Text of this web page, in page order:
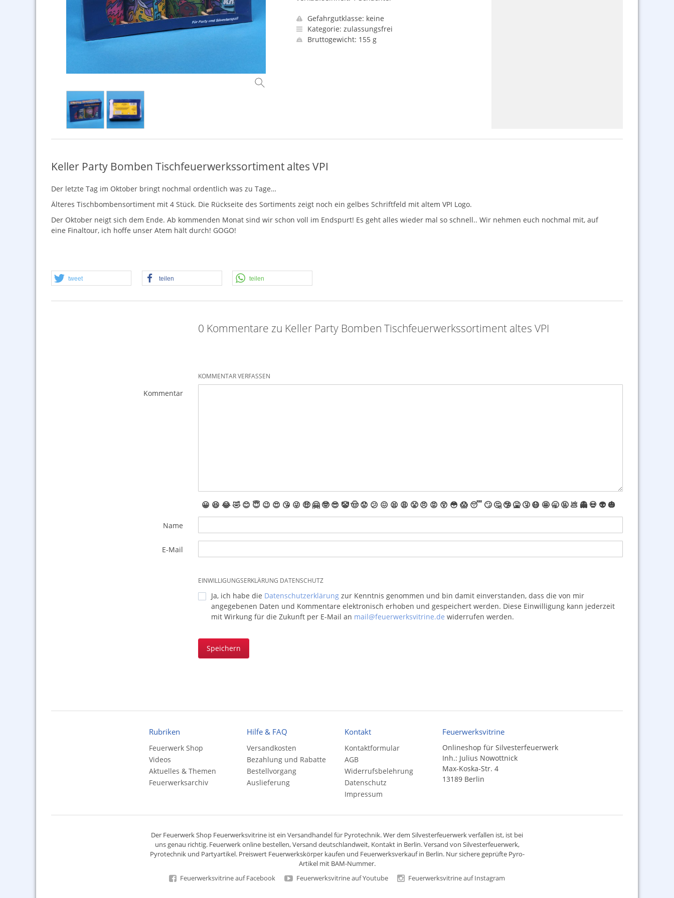
Gefahrgutklasse: keine
Kategorie: zulassungsfrei
Bruttogewicht: 155 g
Keller Party Bomben Tischfeuerwerkssortiment altes VPI
Der letzte Tag im Oktober bringt nochmal ordentlich was zu Tage…
Älteres Tischbombensortiment mit 4 Stück. Die Rückseite des Sortiments zeigt noch ein gelbes Schriftfeld mit altem VPI Logo.
Der Oktober neigt sich dem Ende. Ab kommenden Monat sind wir schon voll im Endspurt! Es geht alles wieder mal so schnell.. Wir nehmen euch nochmal mit, auf
eine Finaltour, ich hoffe unser Atem hält durch! GOGO!
tweet teilen teilen
0 Kommentare zu Keller Party Bomben Tischfeuerwerkssortiment altes VPI
KOMMENTAR VERFASSEN
Kommentar
😀 😆 😂🤣 😊 😇 😉 😍 😘 😜 🤑 🤗 🤓 😎 🤡🤠 😟 😕 😖 😫 😩 😤 😠 😡 😲 😳 😱 😴 🙄 🤔 🤥 🤮 🤧 😷 🤩 🥱 🤬 💩 👻 💀 👽 🎃
Name
E-Mail
EINWILLIGUNGSERKLÄRUNG DATENSCHUTZ
Ja, ich habe die Datenschutzerklärungzur Kenntnis genommen und bin damit einverstanden, dass die von mir
angegebenen Daten und Kommentare elektronisch erhoben und gespeichert werden. Diese Einwilligung kann jederzeit
mit Wirkung für die Zukunft per E-Mail an mail@feuerwerksvitrine.de widerrufen werden.
Speichern
Rubriken
Feuerwerk Shop
Videos
Aktuelles & Themen
Feuerwerksarchiv
Hilfe & FAQ
Versandkosten
Bezahlung und Rabatte
Bestellvorgang
Auslieferung
Kontakt
Kontaktformular
AGB
Widerrufsbelehrung
Datenschutz
Impressum
Feuerwerksvitrine
Onlineshop für Silvesterfeuerwerk
Inh.: Julius Nowottnick
Max-Koska-Str. 4
13189 Berlin
Der Feuerwerk Shop Feuerwerksvitrine ist ein Versandhandelfür Pyrotechnik. Wer dem Silvesterfeuerwerk verfallen ist, ist bei
uns genau richtig. Feuerwerk online bestellen,Versand deutschlandweit, Kontakt in Berlin. Versand von Silvesterfeuerwerk,
Pyrotechnikund Partyartikel. Preiswert Feuerwerkskörperkaufen und Feuerwerksverkauf in Berlin. Nur sichere geprüfte Pyro-
Artikel mit BAM-Nummer.
Feuerwerksvitrine auf Facebook
Feuerwerksvitrine auf Youtube Feuerwerksvitrine auf Instagram